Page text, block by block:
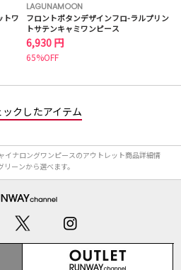
トワ
LAGUNAMOON
フロントボタンデザインフロ-ラルプリン
トサテンキャミワンピース
6,930 円
65%OFF
クしたアイテム
イナロングワンピースのアウトレット商品詳細情
ーンから選べます。